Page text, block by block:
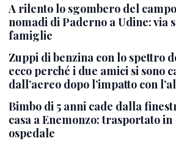
A rilento lo sgombero del campo
nomadi di Paderno a Udine: via
famiglie
Zuppi di benzina con lo spettro
ecco perché i due amici si sono
dall’aereo dopo l’impatto con
Bimbo di 5 anni cade dalla
casa a Enemonzo: trasportato in
ospedale